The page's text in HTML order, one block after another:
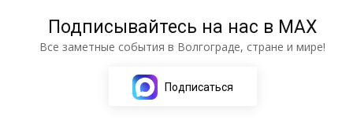
Подписывайтесь на нас в МАХ
Все заметные события в Волгограде, стране и мире!
Подписаться